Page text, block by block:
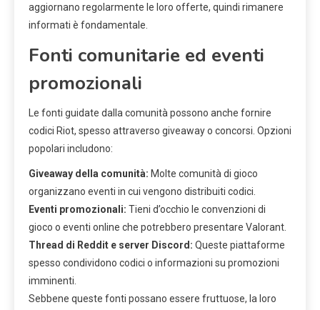
aggiornano regolarmente le loro offerte, quindi rimanere
informati è fondamentale.
Fonti comunitarie ed eventi
promozionali
Le fonti guidate dalla comunità possono anche fornire
codici Riot, spesso attraverso giveaway o concorsi. Opzioni
popolari includono:
Giveaway della comunità: Molte comunità di gioco
organizzano eventi in cui vengono distribuiti codici.
Eventi promozionali: Tieni d’occhio le convenzioni di
gioco o eventi online che potrebbero presentare Valorant.
Thread di Reddit e server Discord: Queste piattaforme
spesso condividono codici o informazioni su promozioni
imminenti.
Sebbene queste fonti possano essere fruttuose, la loro